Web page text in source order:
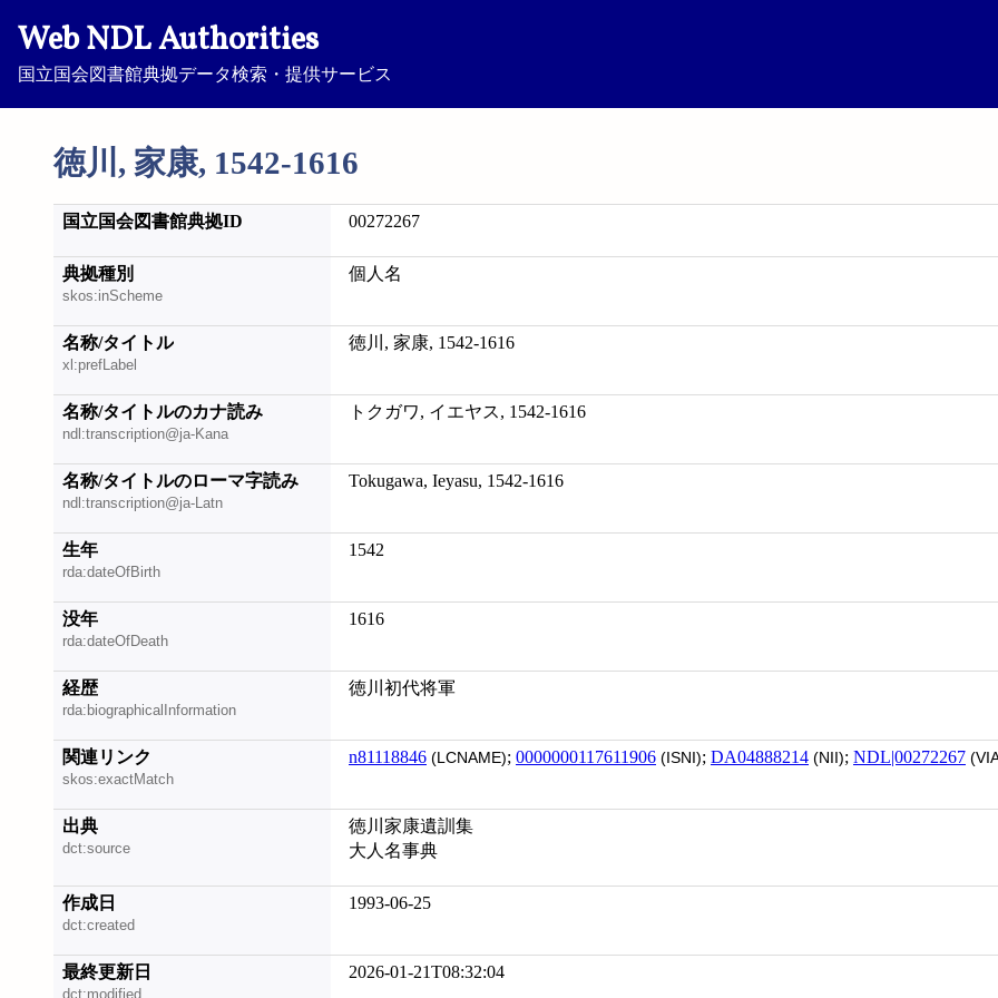
Web NDL Authorities
国立国会図書館典拠データ検索・提供サービス
徳川, 家康, 1542-1616
国立国会図書館典拠ID 00272267
典拠種別
skos:inScheme
個人名
名称/タイトル
xl:prefLabel
徳川, 家康, 1542-1616
名称/タイトルのカナ読み
ndl:transcription@ja-Kana
トクガワ, イエヤス, 1542-1616
名称/タイトルのローマ字読み
ndl:transcription@ja-Latn
Tokugawa, Ieyasu, 1542-1616
生年
rda:dateOfBirth
1542
没年
rda:dateOfDeath
1616
経歴
rda:biographicalInformation
徳川初代将軍
関連リンク
skos:exactMatch
n81118846 (LCNAME); 0000000117611906 (ISNI); DA04888214 (NII); NDL|00272267
出典
dct:source
徳川家康遺訓集
大人名事典
作成日
dct:created
1993-06-25
最終更新日
dct:modified
2026-01-21T08:32:04